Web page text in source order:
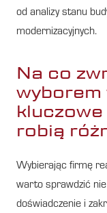
od analizy stanu
modernizacyjnych.
Na co
wyborem
robią
Wybierając firmę
warto sprawdzić
doświadczenie i